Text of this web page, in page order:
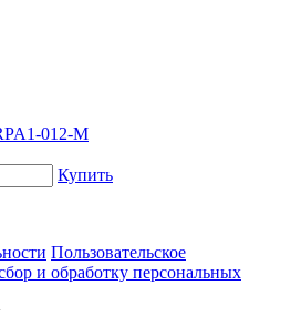
012-M
Купить
Пользовательское
и обработку персональных